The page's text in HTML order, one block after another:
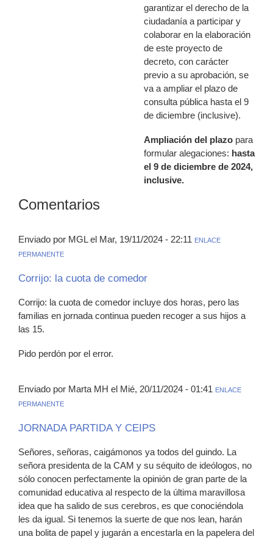
garantizar el derecho de la
ciudadanía a participar y
colaborar en la elaboración
de este proyecto de
decreto, con carácter
previo a su aprobación, se
va a ampliar el plazo de
consulta pública hasta el 9
de diciembre (inclusive).
Ampliación del plazo para
formular alegaciones: hasta
el 9 de diciembre de 2024,
inclusive.
Comentarios
Enviado por MGL el Mar, 19/11/2024 - 22:11 ENLACE
PERMANENTE
Corrijo: la cuota de comedor
Corrijo: la cuota de comedor incluye dos horas, pero las
familias en jornada continua pueden recoger a sus hijos a
las 15.
Pido perdón por el error.
Enviado por Marta MH el Mié, 20/11/2024 - 01:41 ENLACE
PERMANENTE
JORNADA PARTIDA Y CEIPS
Señores, señoras, caigámonos ya todos del guindo. La
señora presidenta de la CAM y su séquito de ideólogos, no
sólo conocen perfectamente la opinión de gran parte de la
comunidad educativa al respecto de la última maravillosa
idea que ha salido de sus cerebros, es que conociéndola
les da igual. Si tenemos la suerte de que nos lean, harán
una bolita de papel y jugarán a encestarla en la papelera del